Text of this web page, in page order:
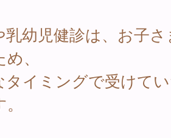
乳幼児健診は、お子
、
タイミングで受けて